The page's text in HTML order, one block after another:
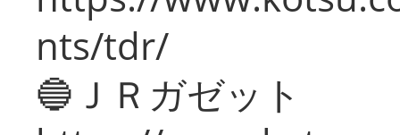
nts/tdr/
🔵ＪＲガゼット